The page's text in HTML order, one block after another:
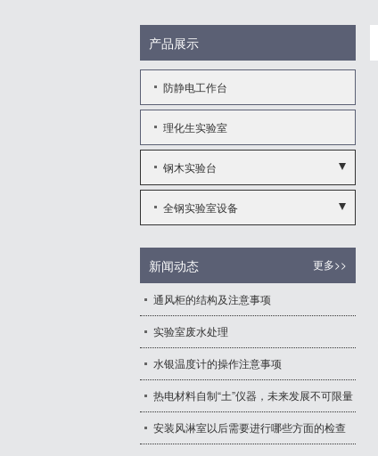
产品展示
防静电工作台
理化生实验室
钢木实验台
- 实验边台
全钢实验室设备
- 实验边台
- 中央实验台
更多>>
新闻动态
通风柜的结构及注意事项
实验室废水处理
水银温度计的操作注意事项
热电材料自制“土”仪器，未来发展不可限量
安装风淋室以后需要进行哪些方面的检查